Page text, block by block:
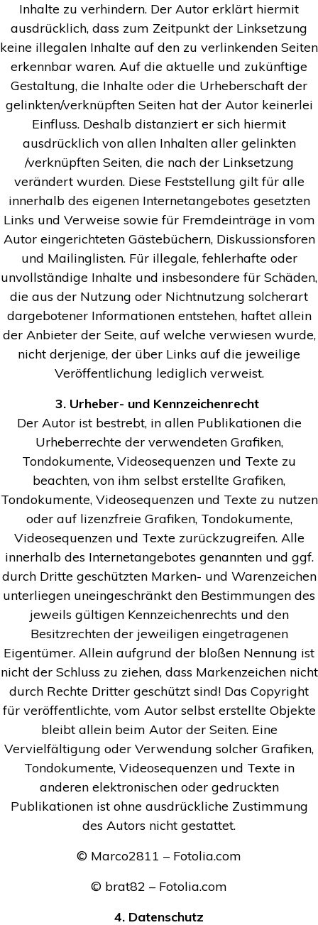
Inhalte zu verhindern. Der Autor erklärt hiermit
ausdrücklich, dass zum Zeitpunkt der Linksetzung
keine illegalen Inhalte auf den zu verlinkenden Seiten
erkennbar waren. Auf die aktuelle und zukünftige
Gestaltung, die Inhalte oder die Urheberschaft der
gelinkten/verknüpften Seiten hat der Autor keinerlei
Einfluss. Deshalb distanziert er sich hiermit
ausdrücklich von allen Inhalten aller gelinkten
/verknüpften Seiten, die nach der Linksetzung
verändert wurden. Diese Feststellung gilt für alle
innerhalb des eigenen Internetangebotes gesetzten
Links und Verweise sowie für Fremdeinträge in vom
Autor eingerichteten Gästebüchern, Diskussionsforen
und Mailinglisten. Für illegale, fehlerhafte oder
unvollständige Inhalte und insbesondere für Schäden,
die aus der Nutzung oder Nichtnutzung solcherart
dargebotener Informationen entstehen, haftet allein
der Anbieter der Seite, auf welche verwiesen wurde,
nicht derjenige, der über Links auf die jeweilige
Veröffentlichung lediglich verweist.
3. Urheber- und Kennzeichenrecht
Der Autor ist bestrebt, in allen Publikationen die
Urheberrechte der verwendeten Grafiken,
Tondokumente, Videosequenzen und Texte zu
beachten, von ihm selbst erstellte Grafiken,
Tondokumente, Videosequenzen und Texte zu nutzen
oder auf lizenzfreie Grafiken, Tondokumente,
Videosequenzen und Texte zurückzugreifen. Alle
innerhalb des Internetangebotes genannten und ggf.
durch Dritte geschützten Marken- und Warenzeichen
unterliegen uneingeschränkt den Bestimmungen des
jeweils gültigen Kennzeichenrechts und den
Besitzrechten der jeweiligen eingetragenen
Eigentümer. Allein aufgrund der bloßen Nennung ist
nicht der Schluss zu ziehen, dass Markenzeichen nicht
durch Rechte Dritter geschützt sind! Das Copyright
für veröffentlichte, vom Autor selbst erstellte Objekte
bleibt allein beim Autor der Seiten. Eine
Vervielfältigung oder Verwendung solcher Grafiken,
Tondokumente, Videosequenzen und Texte in
anderen elektronischen oder gedruckten
Publikationen ist ohne ausdrückliche Zustimmung
des Autors nicht gestattet.
© Marco2811 – Fotolia.com
© brat82 – Fotolia.com
4. Datenschutz